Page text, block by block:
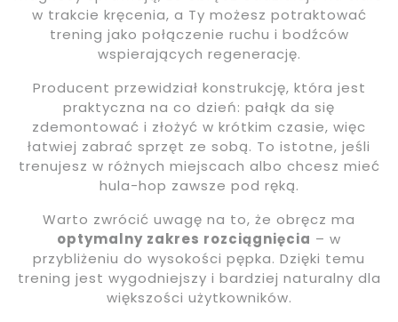
w trakcie kręcenia, a Ty możesz potraktować
trening jako połączenie ruchu i bodźców
wspierających regenerację.
Producent przewidział konstrukcję, która jest
praktyczna na co dzień: pałąk da się
zdemontować i złożyć w krótkim czasie, więc
łatwiej zabrać sprzęt ze sobą. To istotne, jeśli
trenujesz w różnych miejscach albo chcesz mieć
hula-hop zawsze pod ręką.
Warto zwrócić uwagę na to, że obręcz ma
optymalny zakres rozciągnięcia – w
przybliżeniu do wysokości pępka. Dzięki temu
trening jest wygodniejszy i bardziej naturalny dla
większości użytkowników.